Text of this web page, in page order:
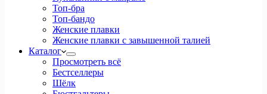
Топ-бра
Топ-бандо
Женские плавки
Женские плавки с завышенной талией
Каталог
Просмотреть всё
Бестселлеры
Шёлк